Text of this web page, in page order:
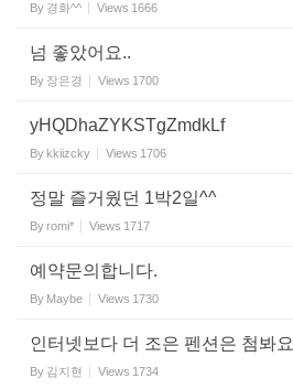
By 경화^^ Views 1666
넘 좋았어요..
By 장은경 Views 1700
yHQDhaZYKSTgZmdkLf
Bykkiizcky Views 1706
정말 즐거웠던 1박2일^^
Byromi* Views 1717
예약문의합니다.
By Maybe Views 1730
인터넷보다 더 조은 펜션은 첨봐요
By 김지현 Views 1734